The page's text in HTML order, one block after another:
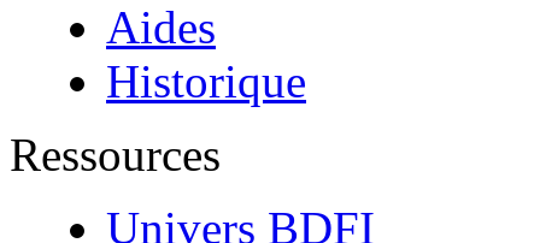
Aides
Historique
Ressources
Univers BDFI